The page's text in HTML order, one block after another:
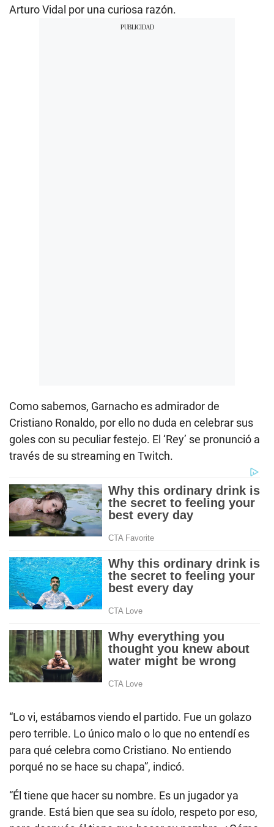
Arturo Vidal por una curiosa razón.
Como sabemos, Garnacho es admirador de
Cristiano Ronaldo, por ello no duda en celebrar sus
goles con su peculiar festejo. El ‘Rey’ se pronunció a
través de su streaming en Twitch.
“Lo vi, estábamos viendo el partido. Fue un golazo
pero terrible. Lo único malo o lo que no entendí es
para qué celebra como Cristiano. No entiendo
porqué no se hace su chapa”, indicó.
“Él tiene que hacer su nombre. Es un jugador ya
grande. Está bien que sea su ídolo, respeto por eso,